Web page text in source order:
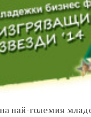
най-големия